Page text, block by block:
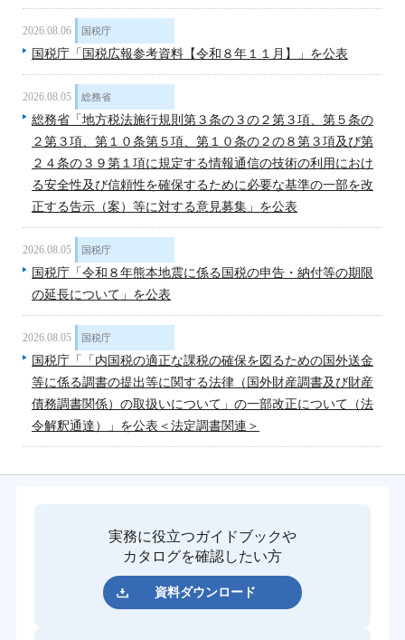
2026.08.06 国税庁
国税庁「国税広報参考資料【令和８年１１月】」を公表
2026.08.05 総務省
総務省「地方税法施行規則第３条の３の２第３項、第５条の
２第３項、第１０条第５項、第１０条の２の８第３項及び第
２４条の３９第１項に規定する情報通信の技術の利用におけ
る安全性及び信頼性を確保するために必要な基準の一部を改
正する告示（案）等に対する意見募集」を公表
2026.08.05 国税庁
国税庁「令和８年熊本地震に係る国税の申告・納付等の期限
の延長について」を公表
2026.08.05 国税庁
国税庁「「内国税の適正な課税の確保を図るための国外送金
等に係る調書の提出等に関する法律（国外財産調書及び財産
債務調書関係）の取扱いについて」の一部改正について（法
令解釈通達）」を公表＜法定調書関連＞
実務に役立つガイドブックや
カタログを確認したい方
資料ダウンロード